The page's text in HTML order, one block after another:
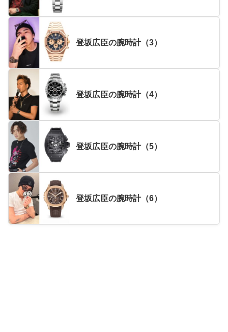
登坂広臣の腕時計（3）
登坂広臣の腕時計（4）
登坂広臣の腕時計（5）
登坂広臣の腕時計（6）